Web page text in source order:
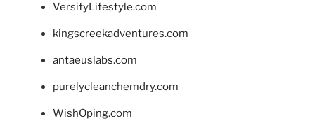
VersifyLifestyle.com
kingscreekadventures.com
antaeuslabs.com
purelycleanchemdry.com
WishOping.com